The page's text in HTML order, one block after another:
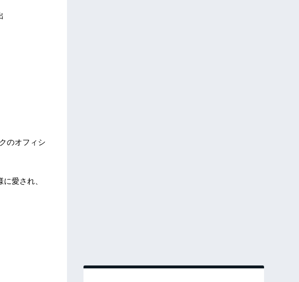
のオフィシ
愛され、